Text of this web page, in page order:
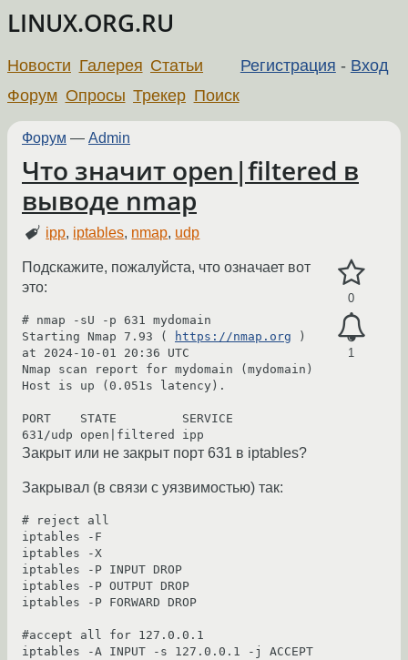
LINUX.ORG.RU
Регистрация - Вход
Новости Галерея Статьи
Форум Опросы Трекер Поиск
Форум — Admin
Что значит open|filtered в
выводе nmap
ipp, iptables, nmap, udp
0
1
Подскажите, пожалуйста, что означает вот
это:
# nmap -sU -p 631 mydomain
Starting Nmap 7.93 (
https://nmap.org )
at 2024-10-01 20:36 UTC
Nmap scan report for mydomain (mydomain)
Host is up (0.051s latency).
PORT    STATE         SERVICE
Закрыт или не закрыт порт 631 в iptables?
Закрывал (в связи с уязвимостью) так:
# reject all
iptables -F
iptables -X
iptables -P INPUT DROP
iptables -P OUTPUT DROP
iptables -P FORWARD DROP
#accept all for 127.0.0.1
iptables -A INPUT -s 127.0.0.1 -j ACCEPT